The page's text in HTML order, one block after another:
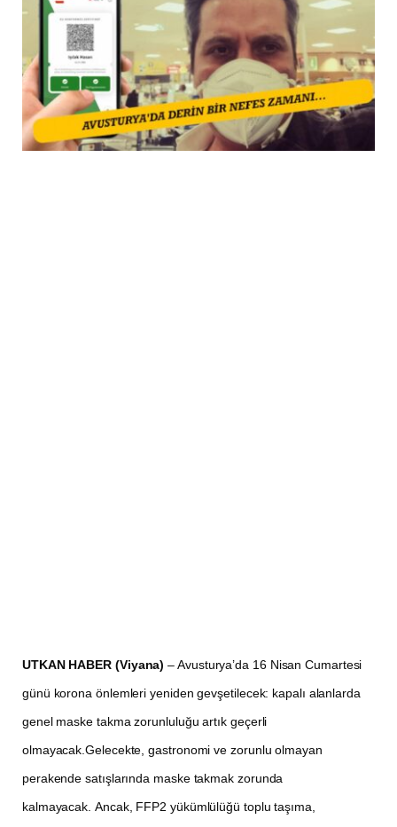
UTKAN HABER (Viyana)– Avusturya’da 16 Nisan Cumartesi
günü korona önlemleri yeniden gevşetilecek: kapalı alanlarda
genel maske takma zorunluluğu artık geçerli
olmayacak.Gelecekte, gastronomi ve zorunlu olmayan
perakende satışlarında maske takmak zorunda
kalmayacak. Ancak, FFP2 yükümlülüğü toplu taşıma,